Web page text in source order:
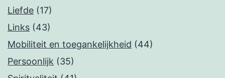
Liefde (17)
Links (43)
Mobiliteit en toegankelijkheid (44)
Persoonlijk (35)